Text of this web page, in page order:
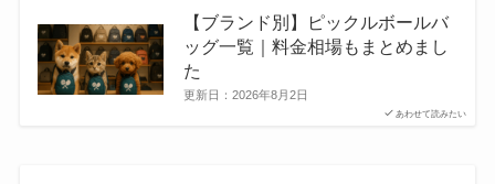
あわせて読みたい
【ブランド別】ピックルボールバ
ッグ一覧｜料金相場もまとめまし
た
更新日： 2026年8月2日